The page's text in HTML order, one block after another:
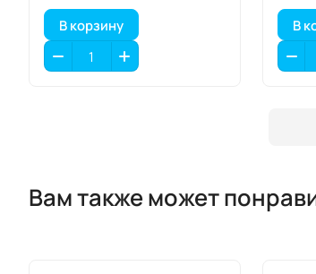
В корзину В
Вам также может